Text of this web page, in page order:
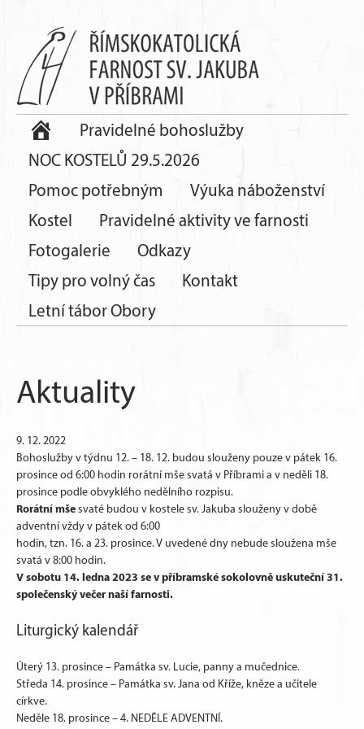
Pravidelné bohoslužby
NOC KOSTELŮ 29.5.2026
Pomoc potřebným
Výuka náboženství
Kostel
Pravidelné aktivity ve farnosti
Fotogalerie
Odkazy
Tipy pro volný čas
Kontakt
Letní tábor Obory
Aktuality
9. 12. 2022
Bohoslužby v týdnu 12. – 18. 12. budou slouženy pouze v pátek 16.
prosince od 6:00 hodin rorátní mše svatá v Příbrami a v neděli 18.
prosince podle obvyklého nedělního rozpisu.
Rorátní mšesvaté budou v kostele sv. Jakuba slouženy v době
adventní vždy v pátek od 6:00
hodin, tzn. 16. a 23. prosince. V uvedené dny nebude sloužena mše
svatá v 8:00 hodin.
V sobotu 14. ledna 2023 se v příbramské sokolovně uskuteční 31.
společenský večer naší farnosti.
Liturgický kalendář
Úterý 13. prosince – Památka sv. Lucie, panny a mučednice.
Středa 14. prosince – Památka sv. Jana od Kříže, kněze a učitele
církve.
Neděle 18. prosince – 4. NEDĚLE ADVENTNÍ.